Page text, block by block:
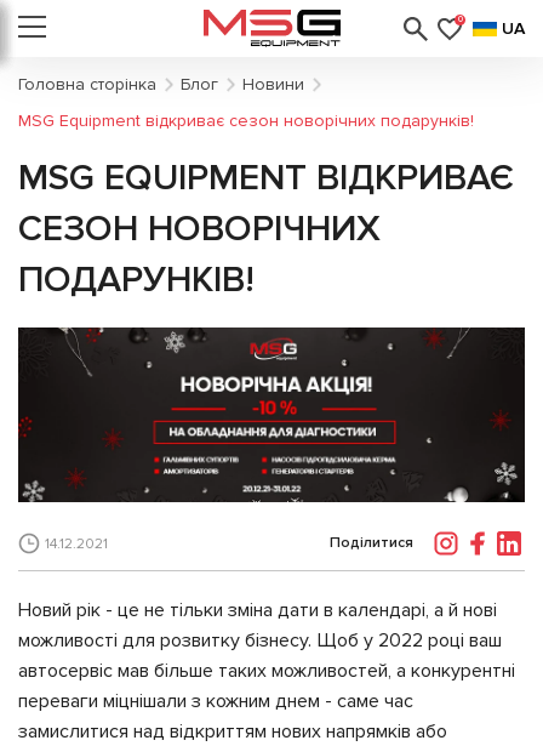
0 UA
Головна сторінка Блог
Новини
MSG Equipment відкриває сезон новорічних подарунків!
MSG EQUIPMENT ВІДКРИВАЄ
СЕЗОН НОВОРІЧНИХ
ПОДАРУНКІВ!
14.12.2021 Поділитися
Новий рік - це не тільки зміна дати в календарі, а й нові
можливості для розвитку бізнесу. Щоб у 2022 році ваш
автосервіс мав більше таких можливостей, а конкурентні
переваги міцнішали з кожним днем - саме час
замислитися над відкриттям нових напрямків або